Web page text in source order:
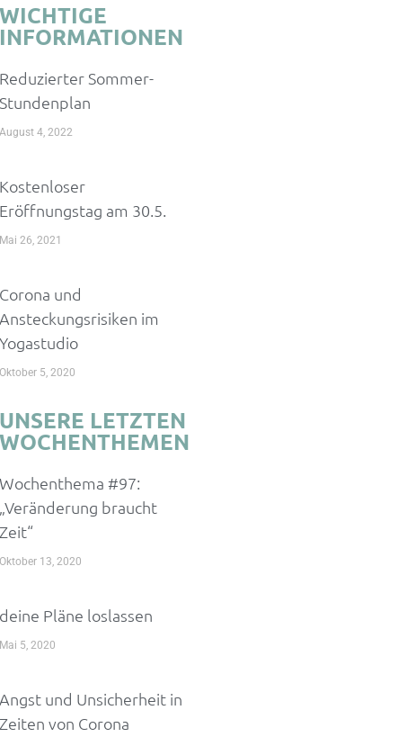
WICHTIGE
INFORMATIONEN
Reduzierter Sommer-
Stundenplan
August 4, 2022
Kostenloser
Eröffnungstag am 30.5.
Mai 26, 2021
Corona und
Ansteckungsrisiken im
Yogastudio
Oktober 5, 2020
UNSERE LETZTEN
WOCHENTHEMEN
Wochenthema #97:
„Veränderung braucht
Zeit“
Oktober 13, 2020
deine Pläne loslassen
Mai 5, 2020
Angst und Unsicherheit in
Zeiten von Corona